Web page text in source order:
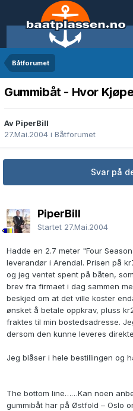
Båtforumet
Gummibåt - Hvor
Av PiperBill
27.Mai.2004 i Båtforumet
Svar på
PiperBill
Startet 27.Mai.2004
Hadde en 2.7 meter "Four
leverandør i Arendal. Prisen på
og jeg ventet spent på båten,
brev fra firmaet i dag sammen
beskjed om at det ville koster
ønsket å betale oppkrav, pluss
fraktes til min bostedsadresse.
dersom den kunne leveres
Jeg blåser i hele bestillingen og
The bottom line……Kan noen
gummibåt har på Østfold – Oslo